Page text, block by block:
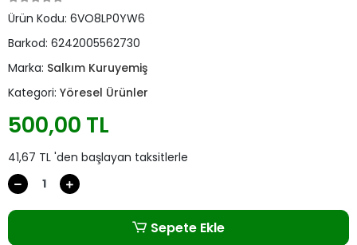
Ürün Kodu: 6VO8LP0YW6
Barkod: 6242005562730
Marka: Salkım Kuruyemiş
Kategori: Yöresel Ürünler
500,00 TL
41,67 TL 'den başlayan taksitlerle
Sepete Ekle